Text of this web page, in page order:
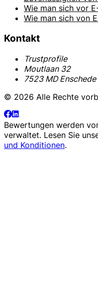
Wie man sich vor
Wie man sich von
Kontakt
Trustprofile
Moutlaan 32
7523 MD Enschede
© 2026 Alle Rechte
Bewertungen werden
verwaltet. Lesen Sie
und Konditionen.